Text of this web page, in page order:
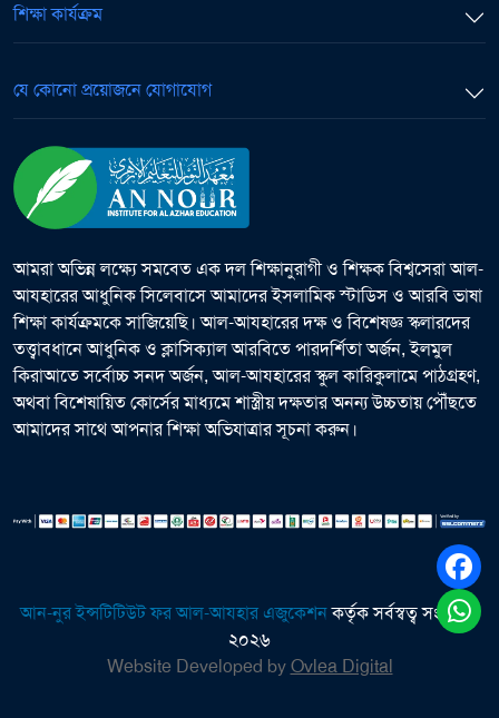
শিক্ষা কার্যক্রম
যে কোনো প্রয়োজনে যোগাযোগ
আমরা অভিন্ন লক্ষ্যে সমবেত এক দল শিক্ষানুরাগী ও শিক্ষক বিশ্বসেরা আল-
আযহারের আধুনিক সিলেবাসে আমাদের ইসলামিক স্টাডিস ও আরবি ভাষা
শিক্ষা কার্যক্রমকে সাজিয়েছি। আল-আযহারের দক্ষ ও বিশেষজ্ঞ স্কলারদের
তত্ত্বাবধানে আধুনিক ও ক্লাসিক্যাল আরবিতে পারদর্শিতা অর্জন, ইলমুল
কিরাআতে সর্বোচ্চ সনদ অর্জন, আল-আযহারের স্কুল কারিকুলামে পাঠগ্রহণ,
অথবা বিশেষায়িত কোর্সের মাধ্যমে শাস্ত্রীয় দক্ষতার অনন্য উচ্চতায় পৌঁছতে
আমাদের সাথে আপনার শিক্ষা অভিযাত্রার সূচনা করুন।
আন-নুর ইন্সটিটিউট ফর আল-আযহার এজুকেশনকর্তৃক সর্বস্বত্ব সংরক্ষিত
২০২৬
Website Developed byOvlea Digital